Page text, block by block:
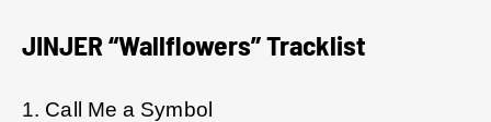
JINJER “Wallflowers” Tracklist
1. Call Me a Symbol